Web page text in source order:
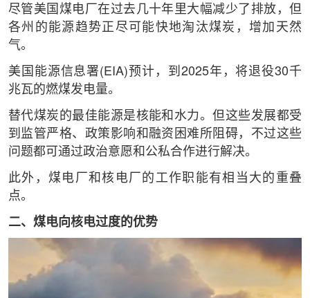
尽管美国煤电厂在过去几十年里大幅减少了排放，但
各州的能源趋势正尽可能快地淘汰煤炭，增加天然
气。
美国能源信息署(EIA)预计，到2025年，将退役30千
兆瓦的燃煤发电量。
替代煤炭的最佳能源是核能和水力。但这些发展都受
到监管严格、政策影响和融资困难所阻碍，不过这些
问题都可通过政治意愿和公私合作进行解决。
此外，煤电厂和核电厂的工作职能有相当大的重叠
点。
二、煤电向核电过度的优势